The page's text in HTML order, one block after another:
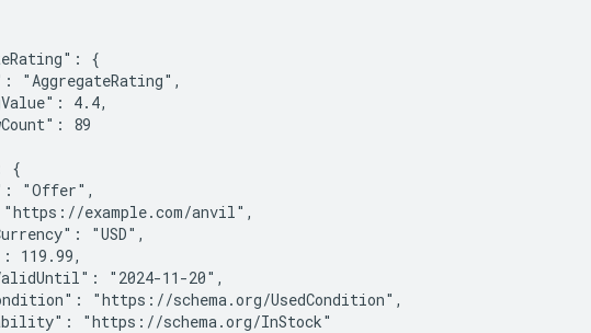
{
"AggregateRating",
4.4,
89
{
"Offer",
example.com/anvil",
"USD",
119.99,
"2024-11-20",
"https://schema.org/UsedCondition",
"https://schema.org/InStock"